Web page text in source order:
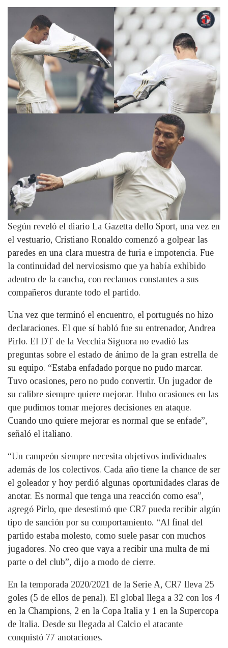
Según reveló el diario La Gazetta dello Sport, una vez en
el vestuario, Cristiano Ronaldo comenzó a golpear las
paredes en una clara muestra de furia e impotencia. Fue
la continuidad del nerviosismo que ya había exhibido
adentro de la cancha, con reclamos constantes a sus
compañeros durante todo el partido.
Una vez que terminó el encuentro, el portugués no hizo
declaraciones. El que sí habló fue su entrenador, Andrea
Pirlo. El DT de la Vecchia Signora no evadió las
preguntas sobre el estado de ánimo de la gran estrella de
su equipo. “Estaba enfadado porque no pudo marcar.
Tuvo ocasiones, pero no pudo convertir. Un jugador de
su calibre siempre quiere mejorar. Hubo ocasiones en las
que pudimos tomar mejores decisiones en ataque.
Cuando uno quiere mejorar es normal que se enfade”,
señaló el italiano.
“Un campeón siempre necesita objetivos individuales
además de los colectivos. Cada año tiene la chance de ser
el goleador y hoy perdió algunas oportunidades claras de
anotar. Es normal que tenga una reacción como esa”,
agregó Pirlo, que desestimó que CR7 pueda recibir algún
tipo de sanción por su comportamiento. “Al final del
partido estaba molesto, como suele pasar con muchos
jugadores. No creo que vaya a recibir una multa de mi
parte o del club”, dijo a modo de cierre.
En la temporada 2020/2021 de la Serie A, CR7 lleva 25
goles (5 de ellos de penal). El global llega a 32 con los 4
en la Champions, 2 en la Copa Italia y 1 en la Supercopa
de Italia. Desde su llegada al Calcio el atacante
conquistó 77 anotaciones.